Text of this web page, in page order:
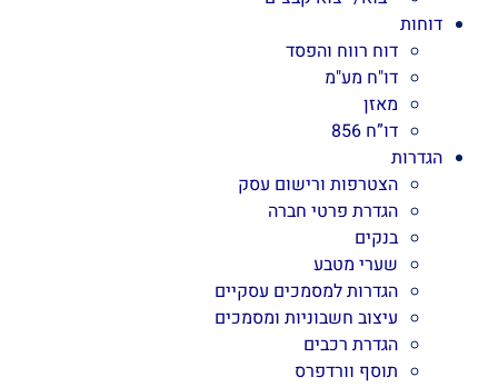
דוחות
דוח רווח והפסד
דו"ח מע"מ
מאזן
דו”ח 856
הגדרות
הצטרפות ורישום עסק
הגדרת פרטי חברה
בנקים
שערי מטבע
הגדרות למסמכים עסקיים
עיצוב חשבוניות ומסמכים
הגדרת רכבים
תוסף וורדפרס